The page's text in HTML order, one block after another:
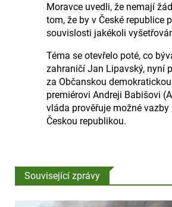
Moravce uvedli, že nemají
tom, že by v České republice
souvislosti jakékoli
Téma se otevřelo poté, co
zahraničí Jan Lipavský, nyní
za Občanskou
premiérovi Andreji Babišovi
vláda prověřuje možné vazby
Českou republikou.
Související zprávy